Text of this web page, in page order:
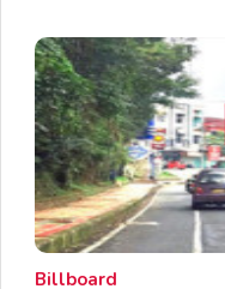
Billboard